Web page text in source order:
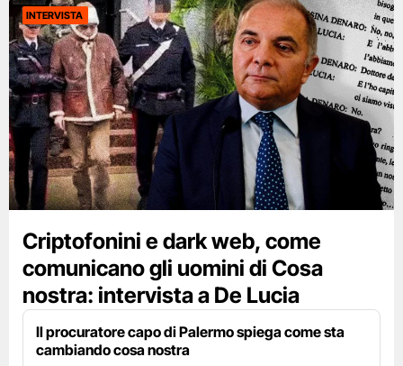
INTERVISTA
Criptofonini e dark web, come
comunicano gli uomini di Cosa
nostra: intervista a De Lucia
Il procuratore capo di Palermo spiega come sta
cambiando cosa nostra